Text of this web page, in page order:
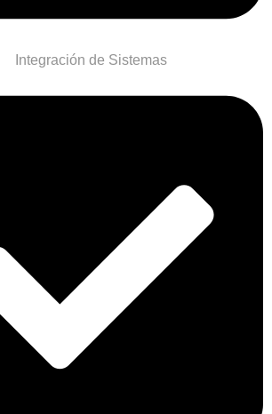
Integración de Sistemas